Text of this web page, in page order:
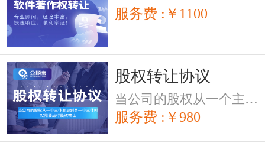
服务费 :￥1100
股权转让协议
当公司的股权从一个主体变更到另一个主体时，就需要进行股权转让
服务费 :￥980